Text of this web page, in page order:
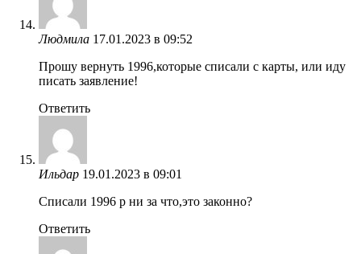
Людмила 17.01.2023 в 09:52
Прошу вернуть 1996,которые списали с карты, или иду
писать заявление!
Ответить
Ильдар 19.01.2023 в 09:01
Списали 1996 р ни за что,это законно?
Ответить